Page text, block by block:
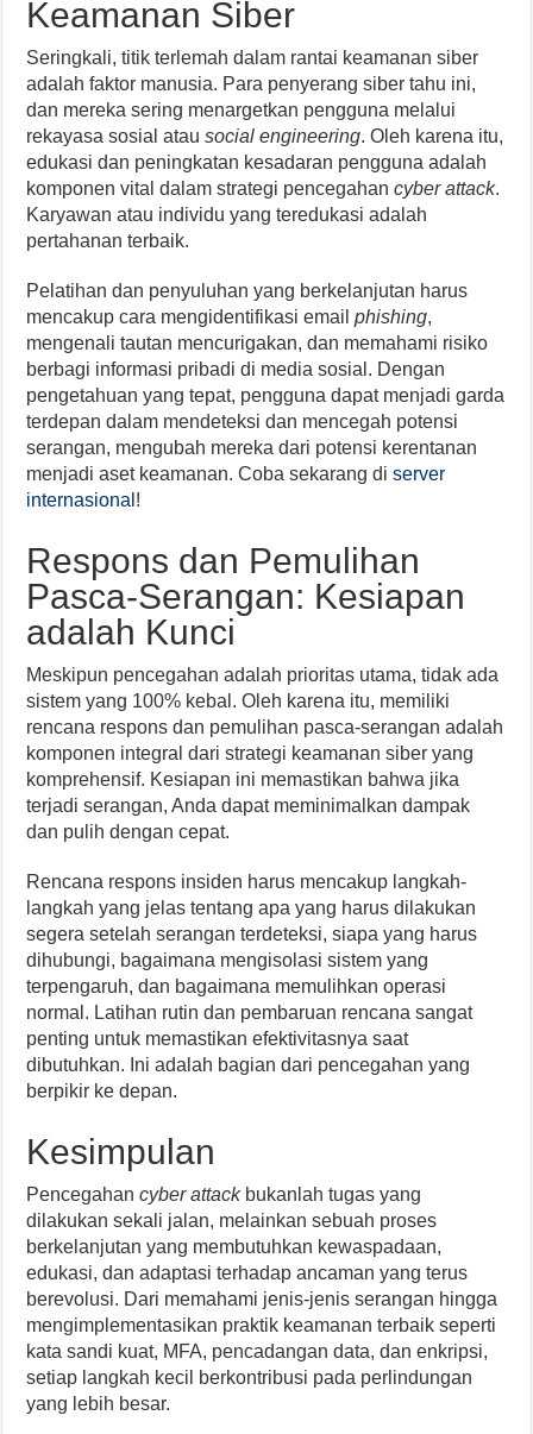
Keamanan Siber
Seringkali, titik terlemah dalam rantai keamanan siber
adalah faktor manusia. Para penyerang siber tahu ini,
dan mereka sering menargetkan pengguna melalui
rekayasa sosial atausocial engineering. Oleh karena itu,
edukasi dan peningkatan kesadaran pengguna adalah
komponen vital dalam strategi pencegahancyber attack.
Karyawan atau individu yang teredukasi adalah
pertahanan terbaik.
Pelatihan dan penyuluhan yang berkelanjutan harus
mencakup cara mengidentifikasi emailphishing,
mengenali tautan mencurigakan, dan memahami risiko
berbagi informasi pribadi di media sosial. Dengan
pengetahuan yang tepat, pengguna dapat menjadi garda
terdepan dalam mendeteksi dan mencegah potensi
serangan, mengubah mereka dari potensi kerentanan
menjadi aset keamanan. Coba sekarang diserver
internasional !
Respons dan Pemulihan
Pasca-Serangan: Kesiapan
adalah Kunci
Meskipun pencegahan adalah prioritas utama, tidak ada
sistem yang 100% kebal. Oleh karena itu, memiliki
rencana respons dan pemulihan pasca-serangan adalah
komponen integral dari strategi keamanan siber yang
komprehensif. Kesiapan ini memastikan bahwa jika
terjadi serangan, Anda dapat meminimalkan dampak
dan pulih dengan cepat.
Rencana respons insiden harus mencakup langkah-
langkah yang jelas tentang apa yang harus dilakukan
segera setelah serangan terdeteksi, siapa yang harus
dihubungi, bagaimana mengisolasi sistem yang
terpengaruh, dan bagaimana memulihkan operasi
normal. Latihan rutin dan pembaruan rencana sangat
penting untuk memastikan efektivitasnya saat
dibutuhkan. Ini adalah bagian dari pencegahan yang
berpikir ke depan.
Kesimpulan
Pencegahancyber attackbukanlah tugas yang
dilakukan sekali jalan, melainkan sebuah proses
berkelanjutan yang membutuhkan kewaspadaan,
edukasi, dan adaptasi terhadap ancaman yang terus
berevolusi. Dari memahami jenis-jenis serangan hingga
mengimplementasikan praktik keamanan terbaik seperti
kata sandi kuat, MFA, pencadangan data, dan enkripsi,
setiap langkah kecil berkontribusi pada perlindungan
yang lebih besar.